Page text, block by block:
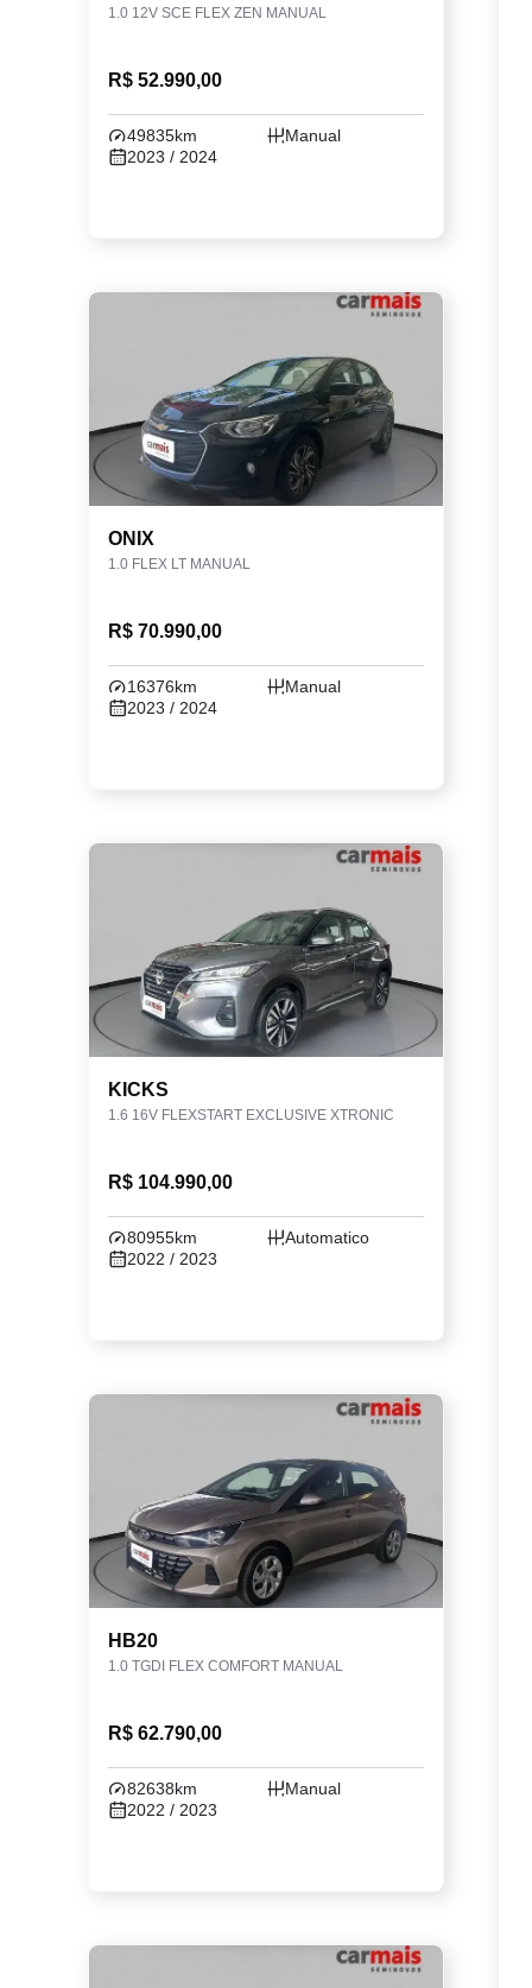
1.0 12V SCE FLEX ZEN MANUAL
R$ 52.990,00
49835km
Manual
2023 / 2024
ONIX
1.0 FLEX LT MANUAL
R$ 70.990,00
16376km
Manual
2023 / 2024
KICKS
1.6 16V FLEXSTART EXCLUSIVE XTRONIC
R$ 104.990,00
80955km
Automatico
2022 / 2023
HB20
1.0 TGDI FLEX COMFORT MANUAL
R$ 62.790,00
82638km
Manual
2022 / 2023